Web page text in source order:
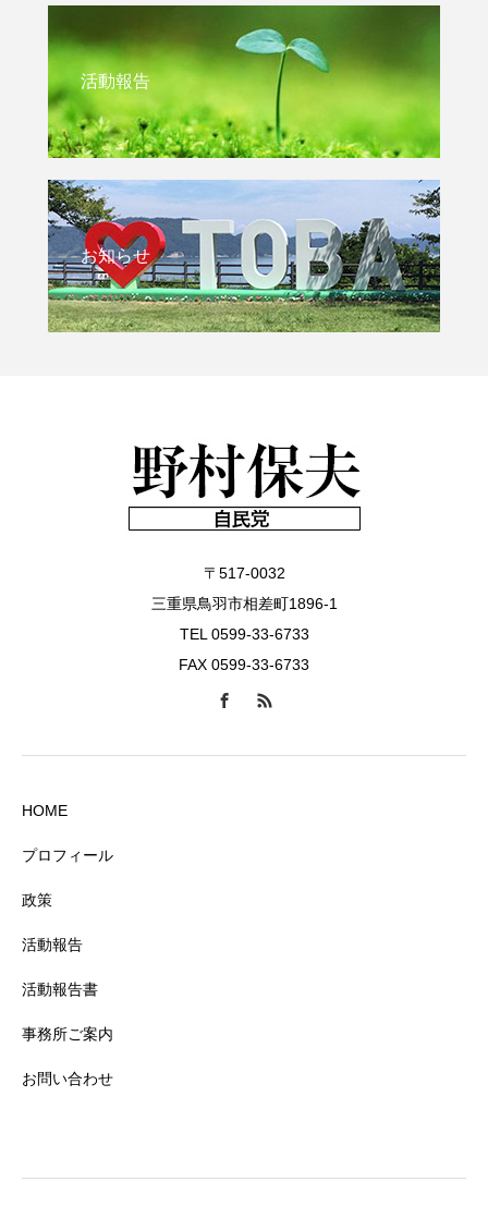
活動報告
お知らせ
〒517-0032
三重県鳥羽市相差町1896-1
TEL 0599-33-6733
FAX 0599-33-6733
HOME
プロフィール
政策
活動報告
活動報告書
事務所ご案内
お問い合わせ